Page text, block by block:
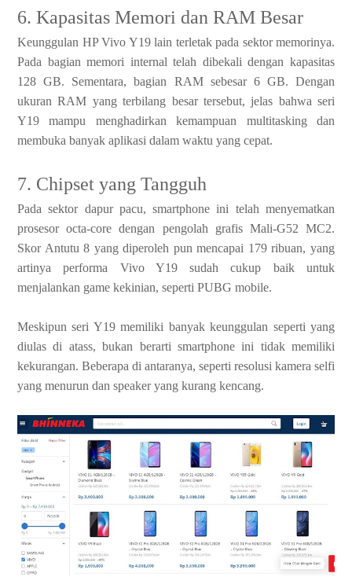
6. Kapasitas Memori dan RAM Besar
Keunggulan HP Vivo Y19 lain terletak pada sektor memorinya.
Pada bagian memori internal telah dibekali dengan kapasitas
128 GB. Sementara, bagian RAM sebesar 6 GB. Dengan
ukuran RAM yang terbilang besar tersebut, jelas bahwa seri
Y19 mampu menghadirkan kemampuan multitasking dan
membuka banyak aplikasi dalam waktu yang cepat.
7. Chipset yang Tangguh
Pada sektor dapur pacu, smartphone ini telah menyematkan
prosesor octa-core dengan pengolah grafis Mali-G52 MC2.
Skor Antutu 8 yang diperoleh pun mencapai 179 ribuan, yang
artinya performa Vivo Y19 sudah cukup baik untuk
menjalankan game kekinian, seperti PUBG mobile.
Meskipun seri Y19 memiliki banyak keunggulan seperti yang
diulas di atass, bukan berarti smartphone ini tidak memiliki
kekurangan. Beberapa di antaranya, seperti resolusi kamera selfi
yang menurun dan speaker yang kurang kencang.